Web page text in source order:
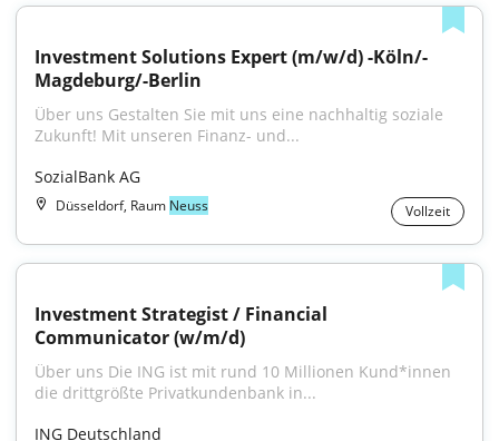
Investment Solutions Expert (m/w/d) -Köln/-
Magdeburg/-Berlin
Über uns Gestalten Sie mit uns eine nachhaltig soziale
Zukunft! Mit unseren Finanz- und...
SozialBank AG
Düsseldorf, Raum Neuss Vollzeit
Investment Strategist / Financial
Communicator (w/m/d)
Über uns Die ING ist mit rund 10 Millionen Kund*innen
die drittgrößte Privatkundenbank in...
ING Deutschland